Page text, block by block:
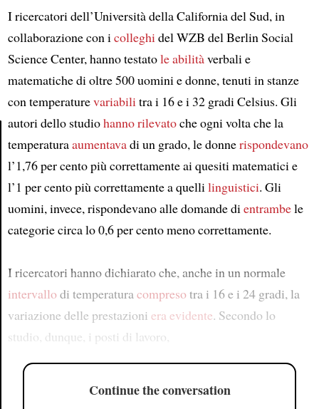
Article
I ricercatori dell’Università della California del Sud, in
collaborazione con icolleghidel WZB del Berlin Social
Science Center, hanno testatole abilitàverbali e
matematiche di oltre 500 uomini e donne, tenuti in stanze
con temperaturevariabilitra i 16 e i 32 gradi Celsius. Gli
autori dello studiohanno rilevatoche ogni volta che la
temperaturaaumentavadi un grado, le donnerispondevano
l’1,76 per cento più correttamente ai quesiti matematici e
l’1 per cento più correttamente a quellilinguistici. Gli
uomini, invece, rispondevano alle domande dientrambele
categorie circa lo 0,6 per cento meno correttamente.
I ricercatori hanno dichiarato che, anche in un normale
intervallodi temperaturacompresotra i 16 e i 24 gradi, la
variazione delle prestazioni era evidente. Secondo lo
studio, dunque, i posti di lavoro,
Continue the conversation